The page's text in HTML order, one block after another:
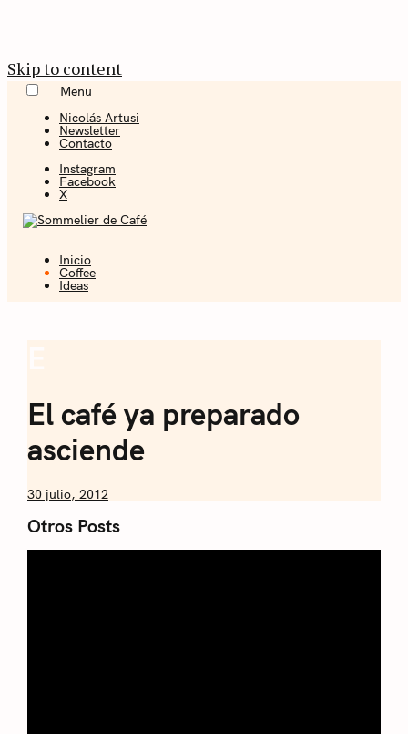
Skip to content
Menu
Nicolás Artusi
Newsletter
Contacto
Instagram
Facebook
X
Coffee + Ideas
Inicio
Coffee
Ideas
El café ya preparado
asciende
by
Artusi
30 julio, 2012
Otros Posts